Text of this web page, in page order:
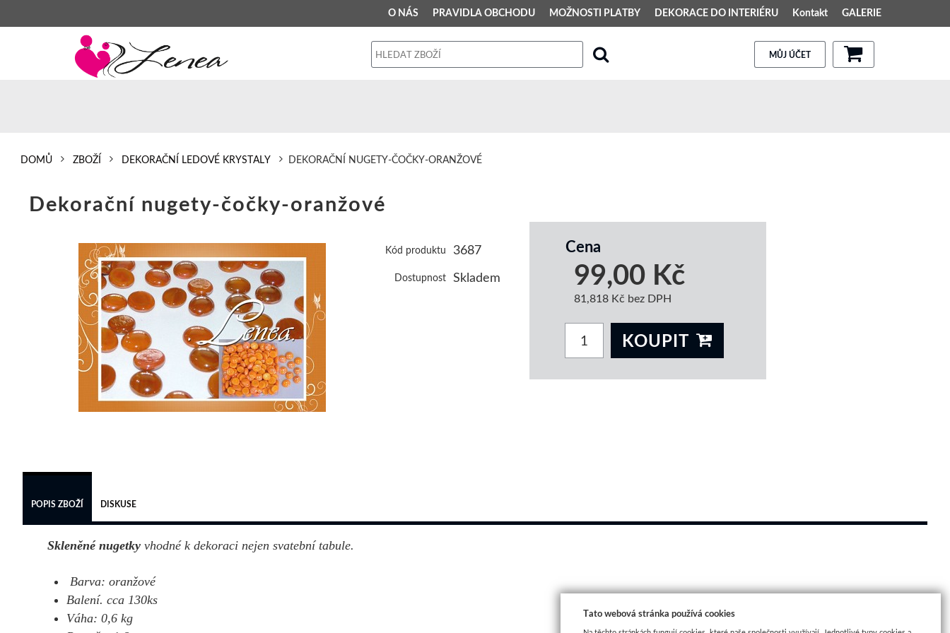
O NÁS PRAVIDLA OBCHODU
PRAVIDLA OBCHODU
MOŽNOSTI PLATBY DEKORACE DO INTERIÉRU Kontakt GALERIE
MŮJ ÚČET
DOMŮ ZBOŽÍ DEKORAČNÍ LEDOVÉ KRYSTALY DEKORAČNÍ NUGETY-ČOČKY-ORANŽOVÉ
Dekorační nugety-čočky-oranžové
Kód produktu 3687
Dostupnost Skladem
Cena
99,00 Kč
81,818 Kč bez DPH
KOUPIT
POPIS ZBOŽÍ DISKUSE
Skleněné nugetkyvhodné k dekoraci nejen svatební tabule.
Barva: oranžové
Balení. cca 130ks
Váha: 0,6 kg
Tato webová stránka používá cookies